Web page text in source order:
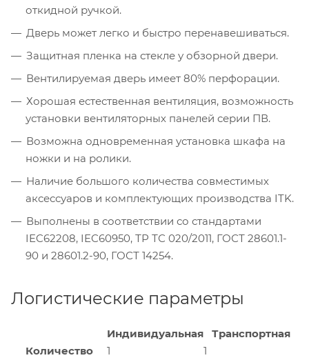
откидной ручкой.
Дверь может легко и быстро перенавешиваться.
Защитная пленка на стекле у обзорной двери.
Вентилируемая дверь имеет 80% перфорации.
Хорошая естественная вентиляция, возможность
установки вентиляторных панелей серии ПВ.
Возможна одновременная установка шкафа на
ножки и на ролики.
Наличие большого количества совместимых
аксессуаров и комплектующих производства ITK.
Выполнены в соответствии со стандартами
IEC62208, IEC60950, ТР ТС 020/2011, ГОСТ 28601.1-
90 и 28601.2-90, ГОСТ 14254.
Логистические параметры
Индивидуальная
Транспортная
Количество
1
1